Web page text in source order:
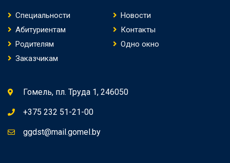
Специальности
Новости
Абитуриентам
Контакты
Родителям
Одно окно
Заказчикам
Гомель, пл. Труда 1, 246050
+375 232 51-21-00
ggdst@mail.gomel.by